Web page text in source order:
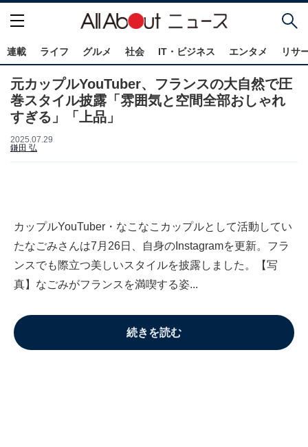
連載 ライフ グルメ 社会 IT・ビジネス エンタメ リサ
元カップルYouTuber、フランスの大自然で圧
巻スタイル披露「雰囲気と空間全部おしゃれ
すぎる」「上品」
2025.07.29
鎌田 弘
カップルYouTuber・なこなこカップルとして活動してい
たなごみさんは7月26日、自身のInstagramを更新。フラ
ンスでも際立つ美しいスタイルを披露しました。【写
真】なごみがフランスを満喫する姿...
続きを読む